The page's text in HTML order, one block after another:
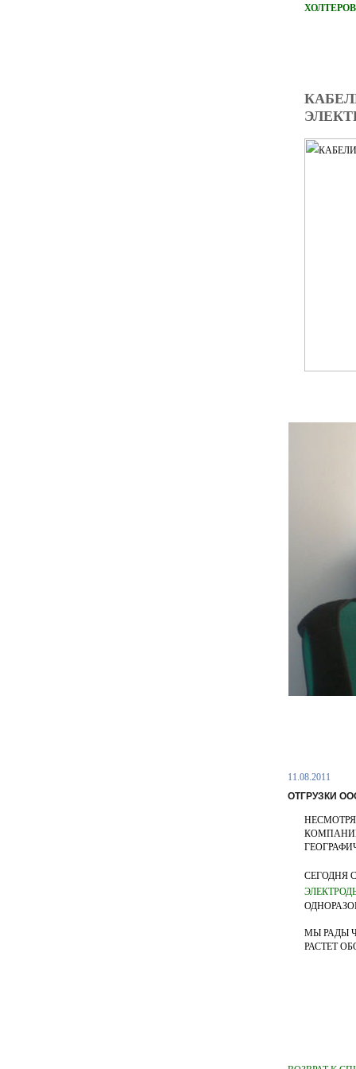
11.08.2011
ОТГРУЗКИ
СЕГОДНЯ
МЫ РАДЫ
РАСТЕТ